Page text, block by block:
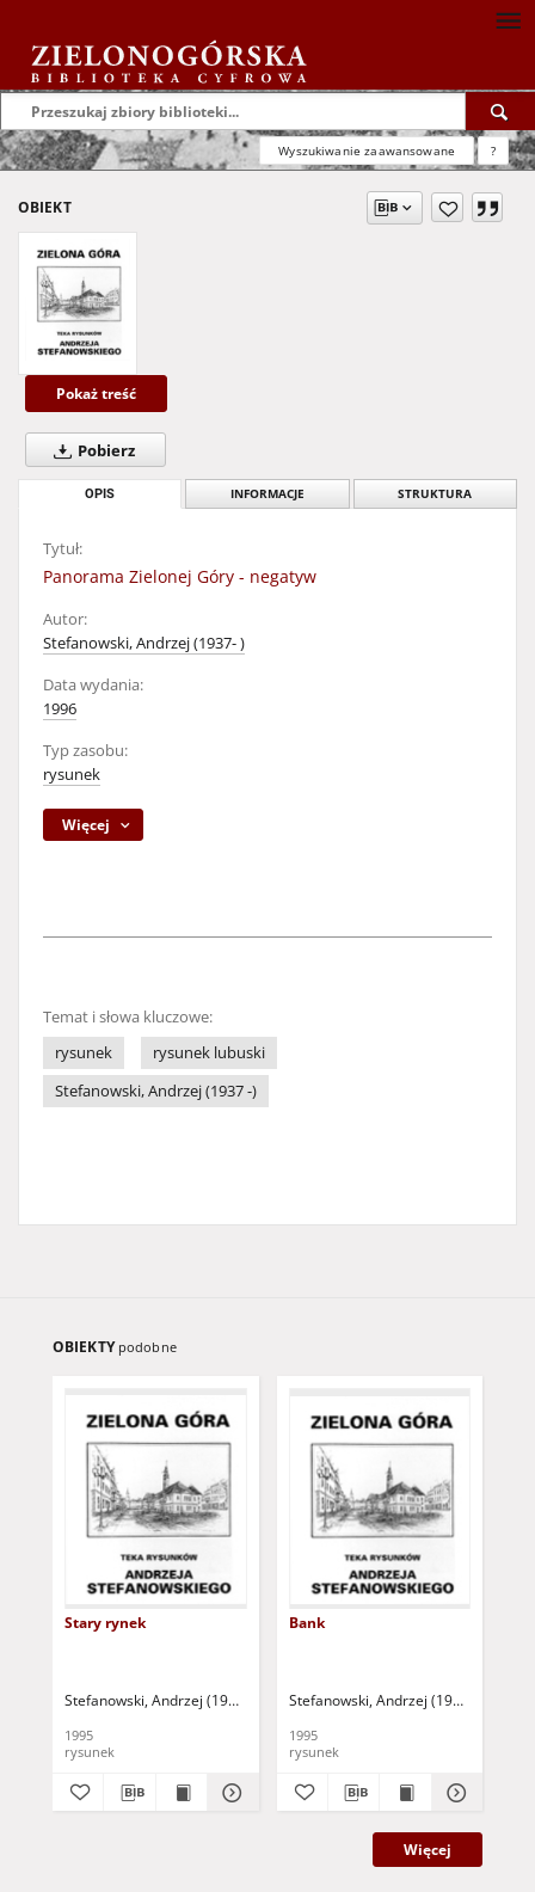
Wyszukiwanie zaawansowane ?
OBIEKT
Pokaż treść
Pobierz
OPIS INFORMACJE STRUKTURA
Tytuł:
Panorama Zielonej Góry - negatyw
Autor:
Stefanowski, Andrzej (1937- )
Data wydania:
1996
Typ zasobu:
rysunek
Więcej
Temat i słowa kluczowe:
rysunek
rysunek lubuski
Stefanowski, Andrzej (1937 -)
OBIEKTY podobne
Stary rynek
Stefanowski, Andrzej (1937- )
1995
rysunek
Bank
Stefanowski, Andrzej (1937- )
1995
rysunek
Więcej